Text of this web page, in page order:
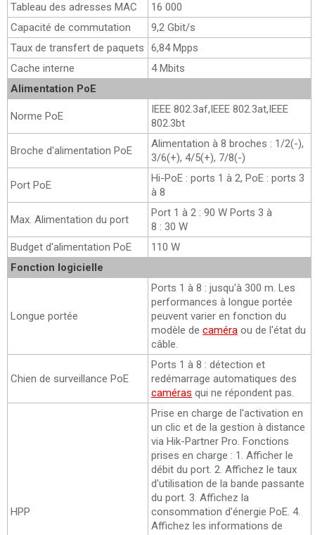
Tableau des adresses MAC
16 000
Capacité de commutation
9,2 Gbit/s
Taux de transfert de paquets
6,84 Mpps
Cache interne
4 Mbits
Alimentation PoE
Norme PoE
IEEE 802.3af,IEEE 802.3at,IEEE
802.3bt
Broche d'alimentation PoE
Alimentation à 8 broches : 1/2(-),
3/6(+), 4/5(+), 7/8(-)
Port PoE
Hi-PoE : ports 1 à 2, PoE : ports 3
à 8
Max. Alimentation du port
Port 1 à 2 : 90 W Ports 3 à
8 : 30 W
Budget d'alimentation PoE
110 W
Fonction logicielle
Longue portée
Ports 1 à 8 : jusqu'à 300 m. Les
performances à longue portée
peuvent varier en fonction du
modèle de caméra ou de l'état du
câble.
Chien de surveillance PoE
Ports 1 à 8 : détection et
redémarrage automatiques des
caméras qui ne répondent pas.
HPP
Prise en charge de l'activation en
un clic et de la gestion à distance
via Hik-Partner Pro. Fonctions
prises en charge : 1. Afficher le
débit du port. 2. Affichez le taux
d'utilisation de la bande passante
du port. 3. Affichez la
consommation d'énergie PoE. 4.
Affichez les informations de